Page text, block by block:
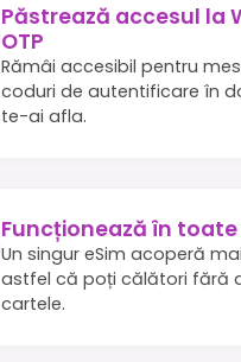
Păstrează accesul la
OTP
Rămâi accesibil pentru
coduri de autentificare în
te-ai afla.
Funcționează în
Un singur eSim acoperă
astfel că poți călători fără
cartele.